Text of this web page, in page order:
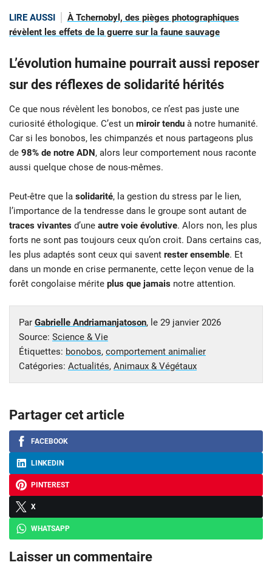
LIRE AUSSI
À Tchernobyl, des pièges photographiques
révèlent les effets de la guerre sur la faune sauvage
L’évolution humaine pourrait aussi reposer
sur des réflexes de solidarité hérités
Ce que nous révèlent les bonobos, ce n’est pas juste une
curiosité éthologique. C’est un miroir tendu à notre humanité.
Car si les bonobos, les chimpanzés et nous partageons plus
de 98% de notre ADN, alors leur comportement nous raconte
aussi quelque chose de nous-mêmes.
Peut-être que la solidarité, la gestion du stress par le lien,
l’importance de la tendresse dans le groupe sont autant de
traces vivantes d’une autre voie évolutive. Alors non, les plus
forts ne sont pas toujours ceux qu’on croit. Dans certains cas,
les plus adaptés sont ceux qui savent rester ensemble. Et
dans un monde en crise permanente, cette leçon venue de la
forêt congolaise mérite plus que jamais notre attention.
Par Gabrielle Andriamanjatoson, le 29 janvier 2026
Source: Science & Vie
Étiquettes: bonobos, comportement animalier
Catégories: Actualités, Animaux & Végétaux
Partager cet article
FACEBOOK
LINKEDIN
PINTEREST
X
WHATSAPP
Laisser un commentaire